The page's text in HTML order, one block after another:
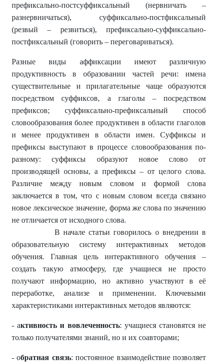
префиксально-постсуффиксальный (нервничать –
разнервничаться), суффиксально-постфиксальный
(резвый – резвиться), префиксально-суффиксально-
постфиксальный (говорить – переговариваться).
Разные виды аффиксации имеют различную
продуктивность в образовании частей речи: имена
существительные и прилагательные чаще образуются
посредством суффиксов, а глаголы – посредством
префиксов; суффиксально-префиксальный способ
словообразования более продуктивен в области глаголов
и менее продуктивен в области имен. Суффиксы и
префиксы выступают в процессе словообразования по-
разному: суффиксы образуют новое слово от
производящей основы, а префиксы – от целого слова.
Различие между новым словом и формой слова
заключается в том, что с новым словом всегда связано
новое лексическое значение, форма же слова по значению
не отличается от исходного слова.
В начале статьи говорилось о внедрении в
образовательную систему интерактивных методов
обучения. Главная цель интерактивного обучения –
создать такую атмосферу, где учащиеся не просто
получают информацию, но активно участвуют в её
переработке, анализе и применении. Ключевыми
характеристиками интерактивных методов являются:
- активность и вовлеченность: учащиеся становятся не
только получателями знаний, но и их соавторами;
- обратная связь: постоянное взаимодействие позволяет